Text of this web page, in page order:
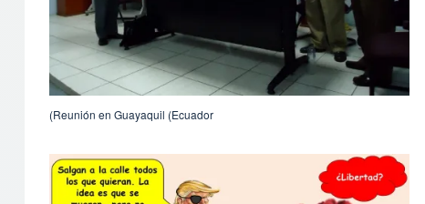
Reunión en Guayaquil (Ecuador)